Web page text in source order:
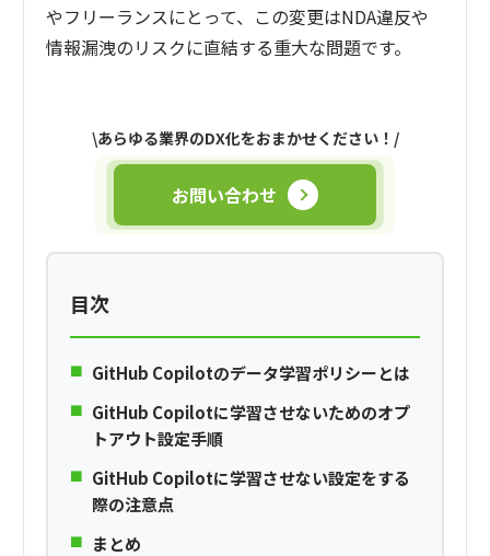
やフリーランスにとって、この変更はNDA違反や
情報漏洩のリスクに直結する重大な問題です。
\あらゆる業界のDX化をおまかせください！/
お問い合わせ
目次
GitHub Copilotのデータ学習ポリシーとは
GitHub Copilotに学習させないためのオプ
トアウト設定手順
GitHub Copilotに学習させない設定をする
際の注意点
まとめ